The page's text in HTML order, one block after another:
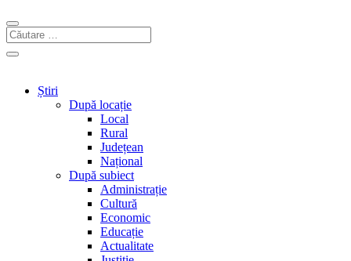
Știri
După locație
Local
Rural
Județean
Național
După subiect
Administrație
Cultură
Economic
Educație
Actualitate